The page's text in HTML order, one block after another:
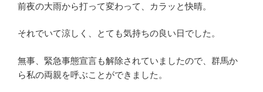
前夜の大雨から打って変わって、カラッと快晴。
それでいて涼しく、とても気持ちの良い日でした。
無事、緊急事態宣言も解除されていましたので、群馬か
ら私の両親を呼ぶことができました。